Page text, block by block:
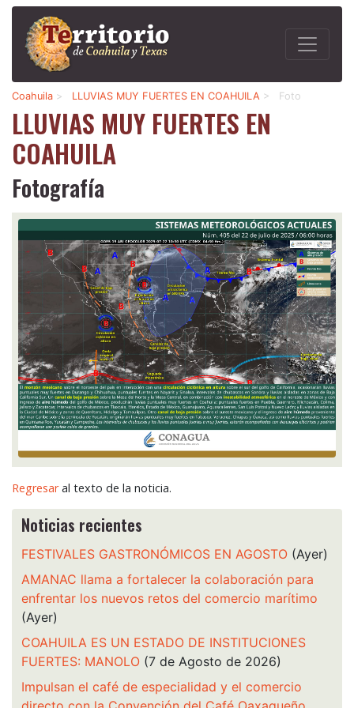
Coahuila > LLUVIAS MUY FUERTES EN COAHUILA > Foto
LLUVIAS MUY FUERTES EN
COAHUILA
Fotografía
Regresaral texto de la noticia.
Noticias recientes
FESTIVALES GASTRONÓMICOS EN AGOSTO (Ayer)
AMANAC llama a fortalecer la colaboración para
enfrentar los nuevos retos del comercio marítimo
(Ayer)
COAHUILA ES UN ESTADO DE INSTITUCIONES
FUERTES: MANOLO (7 de Agosto de 2026)
Impulsan el café de especialidad y el comercio